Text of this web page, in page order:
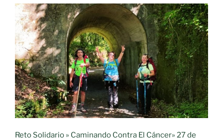
–
Santiago
de
Compostela
(17
Km.)»
Reto Solidario » Caminando Contra El Cáncer» 27 de